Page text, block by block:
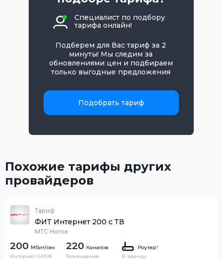
Специалист по подбору
тарифа онлайн!
Подберем для Вас тариф за 2
минуты! Мы следим за
обновлениями цен и подбираем
только выгодные предложения
Подобрать тариф
Похожие тарифы других
провайдеров
Тариф
ФИТ Интернет 200 с ТВ
МТС Home
200
Интернет GPON
220 Каналов
Телевидение
Роутер*
В аренду